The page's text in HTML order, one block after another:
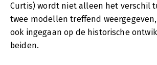
Curtis) wordt niet alleen het verschil
twee modellen treffend
ook ingegaan op de historische
beiden.